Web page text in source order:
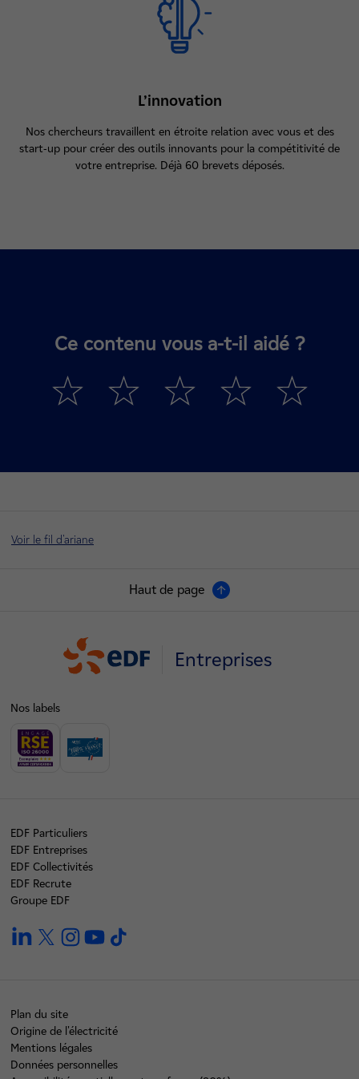
L’innovation
Nos chercheurs travaillent en étroite relation avec vous et des
start-up pour créer des outils innovants pour la compétitivité de
votre entreprise. Déjà 60 brevets déposés.
Ce contenu vous a-t-il aidé ?
Voir le fil d'ariane
Haut de page
Entreprises
Nos labels
EDF Particuliers
EDF Entreprises
EDF Collectivités
EDF Recrute
Groupe EDF
linkedintwitterinstagramyoutube
Plan du site
Origine de l'électricité
Mentions légales
Données personnelles